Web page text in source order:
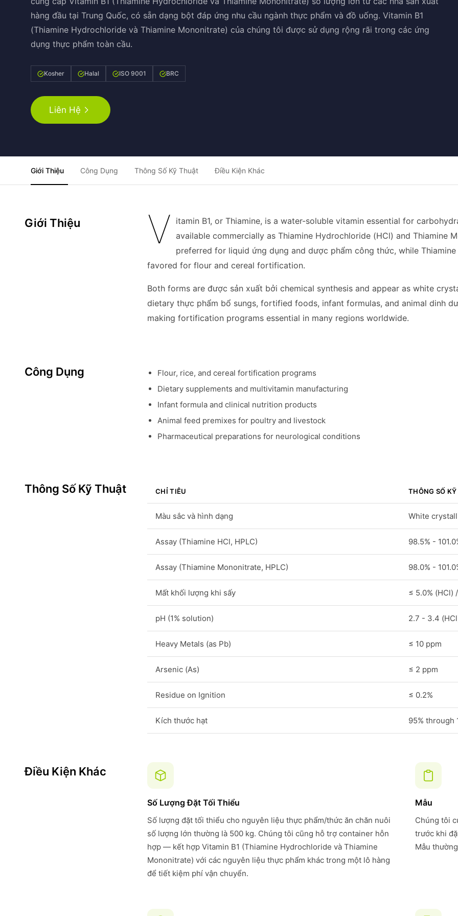
hàng đầu tại Trung Quốc, có sẵn dạng bột đáp ứng nhu cầu ngành thực phẩm và đồ uống. Vitamin B1
(Thiamine Hydrochloride và Thiamine Mononitrate) của chúng tôi được sử dụng rộng rãi trong các ứng
dụng thực phẩm toàn cầu.
Kosher Halal ISO 9001 BRC
Liên Hệ
Giới Thiệu Công Dụng Thông Số Kỹ Thuật Điều Kiện Khác
Giới Thiệu V itamin B1, or Thiamine, is a water-soluble vitamin essential for
available commercially as Thiamine Hydrochloride (HCl) and Thiamine
preferred for liquid ứng dụng and dược phẩm công thức, while
favored for flour and cereal fortification.
Both forms are được sản xuất bởi chemical synthesis and appear as white
dietary thực phẩm bổ sungs, fortified foods, infant formulas, and animal dinh
making fortification programs essential in many regions worldwide.
Công Dụng
Flour, rice, and cereal fortification programs
Dietary supplements and multivitamin manufacturing
Infant formula and clinical nutrition products
Animal feed premixes for poultry and livestock
Pharmaceutical preparations for neurological conditions
Thông Số Kỹ Thuật CHỈ TIÊU THÔNG SỐ
Màu sắc và hình dạng White
Assay (Thiamine HCl, HPLC) 98.5% -
Assay (Thiamine Mononitrate, HPLC) 98.0% -
Mất khối lượng khi sấy ≤ 5.0% (HCl)
pH (1% solution) 2.7 - 3.4
Heavy Metals (as Pb) ≤ 10 ppm
Arsenic (As) ≤ 2 ppm
Residue on Ignition ≤ 0.2%
Kích thước hạt 95% through
Điều Kiện Khác
Số Lượng Đặt Tối Thiểu
Số lượng đặt tối thiểu cho nguyên liệu thực phẩm/thức ăn chăn nuôi
số lượng lớn thường là 500 kg. Chúng tôi cũng hỗ trợ container hỗn
hợp — kết hợp Vitamin B1 (Thiamine Hydrochloride và Thiamine
Mononitrate) với các nguyên liệu thực phẩm khác trong một lô hàng
để tiết kiệm phí vận chuyển.
Mẫu
Chúng tôi
trước khi
Mẫu